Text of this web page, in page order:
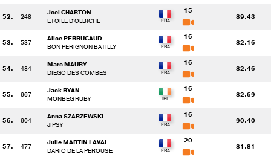
52. 248
Joel CHARTON
ETOILE D'OLBICHE
15
89.43
53. 537
Alice PERRUCAUD
BON PERIGNON BATILLY
16
82.16
54. 484
Marc MAURY
DIEGO DES COMBES
16
82.46
55. 667
Jack RYAN
MONBEG RUBY
16
82.69
56. 604
Anna SZARZEWSKI
JIPSY
16
90.40
57. 477
Julie MARTIN LAVAL
DARIO DE LA PEROUSE
20
81.81